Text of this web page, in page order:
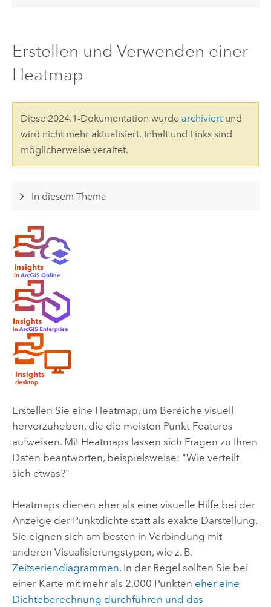
Erstellen und Verwenden einer
Heatmap
Diese 2024.1-Dokumentation wurde archiviertund
wird nicht mehr aktualisiert. Inhalt und Links sind
möglicherweise veraltet.
In diesem Thema
Erstellen Sie eine Heatmap, um Bereiche visuell
hervorzuheben, die die meisten Punkt-Features
aufweisen. Mit Heatmaps lassen sich Fragen zu Ihren
Daten beantworten, beispielsweise: "Wie verteilt
sich etwas?"
Heatmaps dienen eher als eine visuelle Hilfe bei der
Anzeige der Punktdichte statt als exakte Darstellung.
Sie eignen sich am besten in Verbindung mit
anderen Visualisierungstypen, wie z. B.
Zeitseriendiagrammen. In der Regel sollten Sie bei
einer Karte mit mehr als 2.000 Punkten eher eine
Dichteberechnung durchführen und das